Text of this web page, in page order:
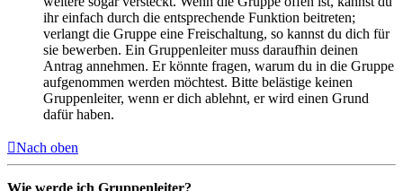
ihr einfach durch die entsprechende Funktion beitreten;
verlangt die Gruppe eine Freischaltung, so kannst du dich für
sie bewerben. Ein Gruppenleiter muss daraufhin deinen
Antrag annehmen. Er könnte fragen, warum du in die Gruppe
aufgenommen werden möchtest. Bitte belästige keinen
Gruppenleiter, wenn er dich ablehnt, er wird einen Grund
dafür haben.
Nach oben
Wie werde ich Gruppenleiter?